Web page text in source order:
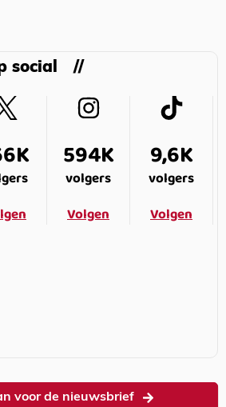
social
594K
volgers
Volgen
9,6K
volgers
Volgen
voor de nieuwsbrief